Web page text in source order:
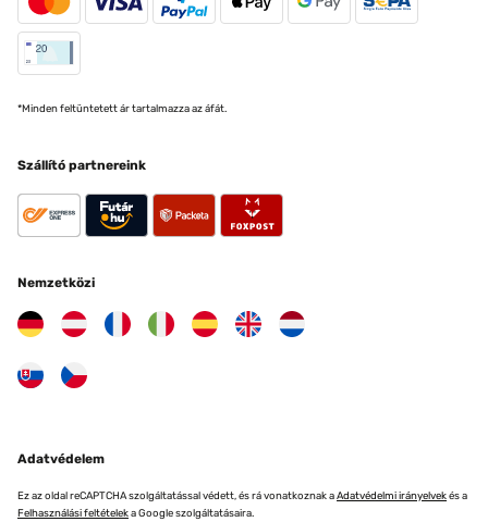
*Minden feltüntetett ár tartalmazza az áfát.
Szállító partnereink
Nemzetközi
Adatvédelem
Ez az oldal reCAPTCHA szolgáltatással védett, és rá vonatkoznak aAdatvédelmi irányelvekés a
Felhasználási feltételeka Google szolgáltatásaira.